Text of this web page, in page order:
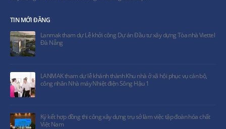
TIN MỚI ĐĂNG
Lanmak tham dự Lễ khởi công Dự án Đầu tư xây dựng Tòa nhà Viettel
Đà Nẵng
LANMAK tham dự lễ khánh thành Khu nhà ở xã hội phục vụ cán bộ,
công nhân Nhà máy Nhiệt điện Sông Hậu 1
Ký kết hợp đồng thi công xây dựng trụ sở làm việc tập đoàn hóa chất
Việt Nam